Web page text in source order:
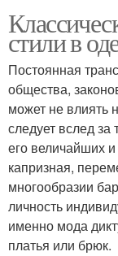
стили в
Постоянная
общества,
может не влиять
следует вслед
его величайших
капризная,
многообразии
личность
именно мода
платья или брюк.